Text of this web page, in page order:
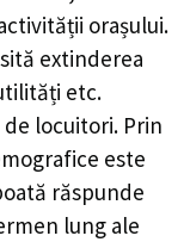
orașului.
extinderea
etc.
locuitori. Prin
este
răspunde
lung ale